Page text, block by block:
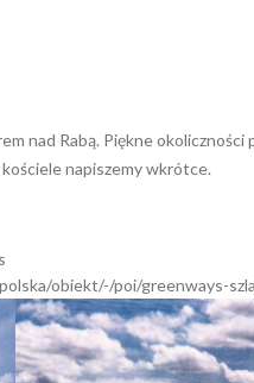
nad Rabą. Piękne
napiszemy wkrótce.
obiekt/-/poi/greenways-